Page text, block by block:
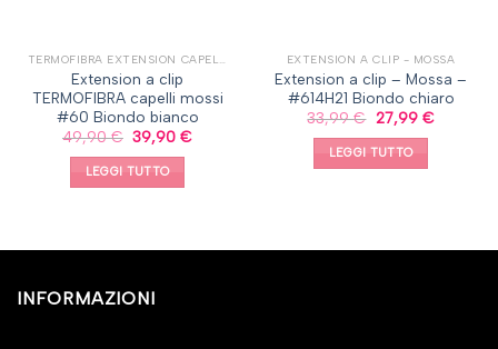
TERMOFIBRA EXTENSION CAPELLI A CLIP, CAPELLI MOSSI
Extension a clip
TERMOFIBRA capelli mossi
#60 Biondo bianco
49,90€ 39,90€
LEGGI TUTTO
EXTENSION A CLIP - MOSSA
Extension a clip – Mossa –
#614H21 Biondo chiaro
33,99€ 27,99 €
LEGGI TUTTO
INFORMAZIONI